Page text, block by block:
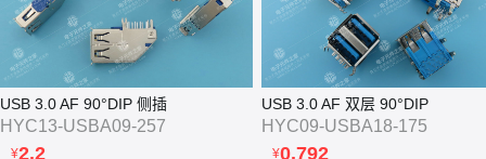
USB 3.0 AF 90°DIP 侧插
HYC13-USBA09-257
¥2.2
USB 3.0 AF 双层 90°DIP
HYC09-USBA18-175
¥0.792